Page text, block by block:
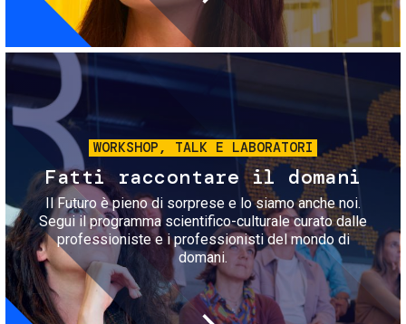
Immagine
WORKSHOP, TALK E LABORATORI
Fatti raccontare il domani
Il Futuro è pieno di sorprese e lo siamo anche noi.
Segui il programma scientifico-culturale curato dalle
professioniste e i professionisti del mondo di
domani.